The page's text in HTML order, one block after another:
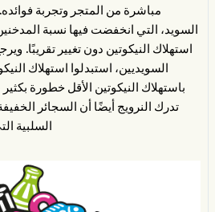
مباشرة من المتجر وتجربة
السويد، التي انخفضت فيها نسبة
استهلاك النيكوتين دون تغيير تقريبًا.
السويديين، استبدلوا استهلاك
باستهلاك النيكوتين الأقل خطورة
تدرك النرويج أيضًا أن السجائر
السلبية